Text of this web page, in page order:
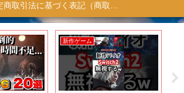
特定商取引法に基づく表記（商取引に関する開示）
新作ゲーム